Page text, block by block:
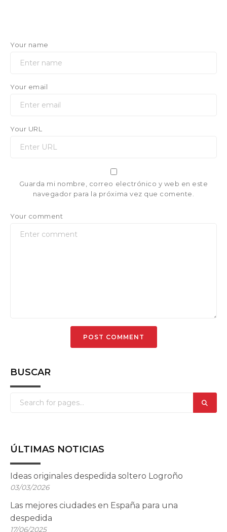
Your name
Your email
Your URL
Guarda mi nombre, correo electrónico y web en este
navegador para la próxima vez que comente.
Your comment
BUSCAR
ÚLTIMAS NOTICIAS
Ideas originales despedida soltero Logroño
03/03/2026
Las mejores ciudades en España para una
despedida
17/06/2025